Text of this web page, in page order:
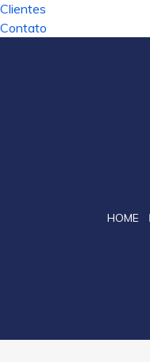
Clientes
Contato
HOME